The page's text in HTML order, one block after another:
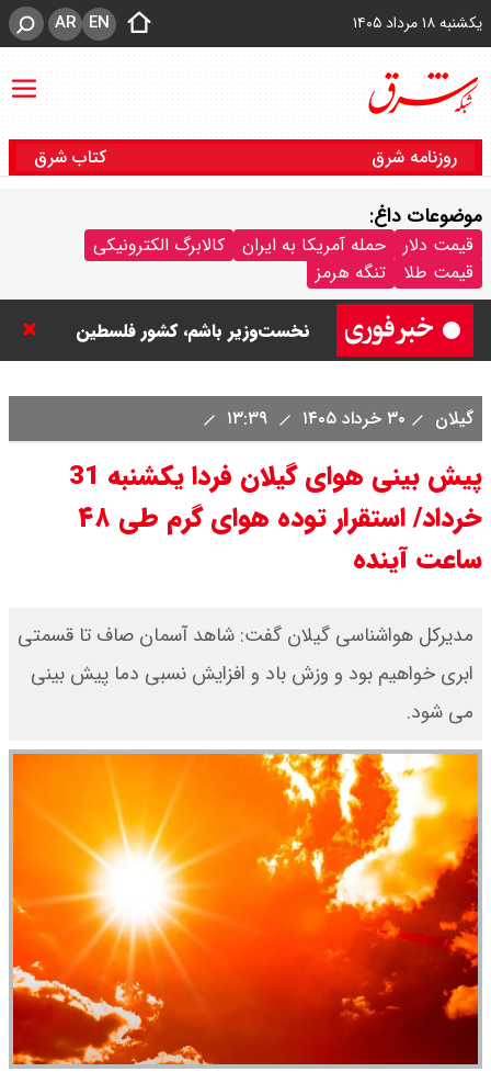
یکشنبه ۱۸ مرداد ۱۴۰۵ EN
AR
روزنامه شرق کتاب شرق
موضوعات داغ:
قیمت دلار حمله آمریکا به ایران
کالابرگ الکترونیکی
قیمت طلا
تنگه هرمز
نتانیاهو: تا زمان خلع سلاح حماس از
غزه خارج نمی‌شویم / تا زمانی که
نخست‌وزیر باشم، کشور فلسطین
ورزشگاه آزادی به نیم فصل اول لیگ
برتر می رسد ؟
دهد؟
بنزین برای دولت چقدر تمام می شود؟
درصد افزایش می دهند
گیلان ۳۰ خرداد ۱۴۰۵
پیش بینی هوای گیلان فردا یکشنبه 31
خرداد/ استقرار توده هوای گرم طی ۴۸
ساعت آینده
مدیرکل هواشناسی گیلان گفت: شاهد آسمان صاف تا قسمتی
ابری خواهیم بود و وزش باد و افزایش نسبی دما پیش بینی
می شود.